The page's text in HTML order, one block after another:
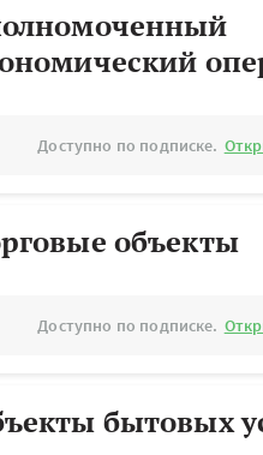
Доступно по подписке.
объекты
Доступно по подписке.
бытовых